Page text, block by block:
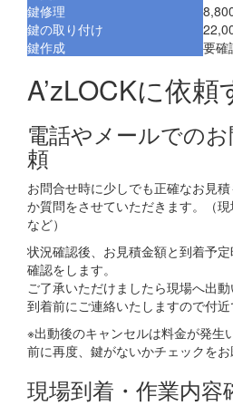
鍵修理
鍵の取り付け
鍵作成
要確
A’zLOCKに依
電話やメールでの
頼
お問合せ時に少しでも正確なお見
か質問をさせていただきます。（
など）
状況確認後、お見積金額と到着予
確認をします。
ご了承いただけましたら現場へ出動
到着前にご連絡いたしますので付近
※出動後のキャンセルは料金が発
前に再度、鍵がないかチェックをお
現場到着・作業内容